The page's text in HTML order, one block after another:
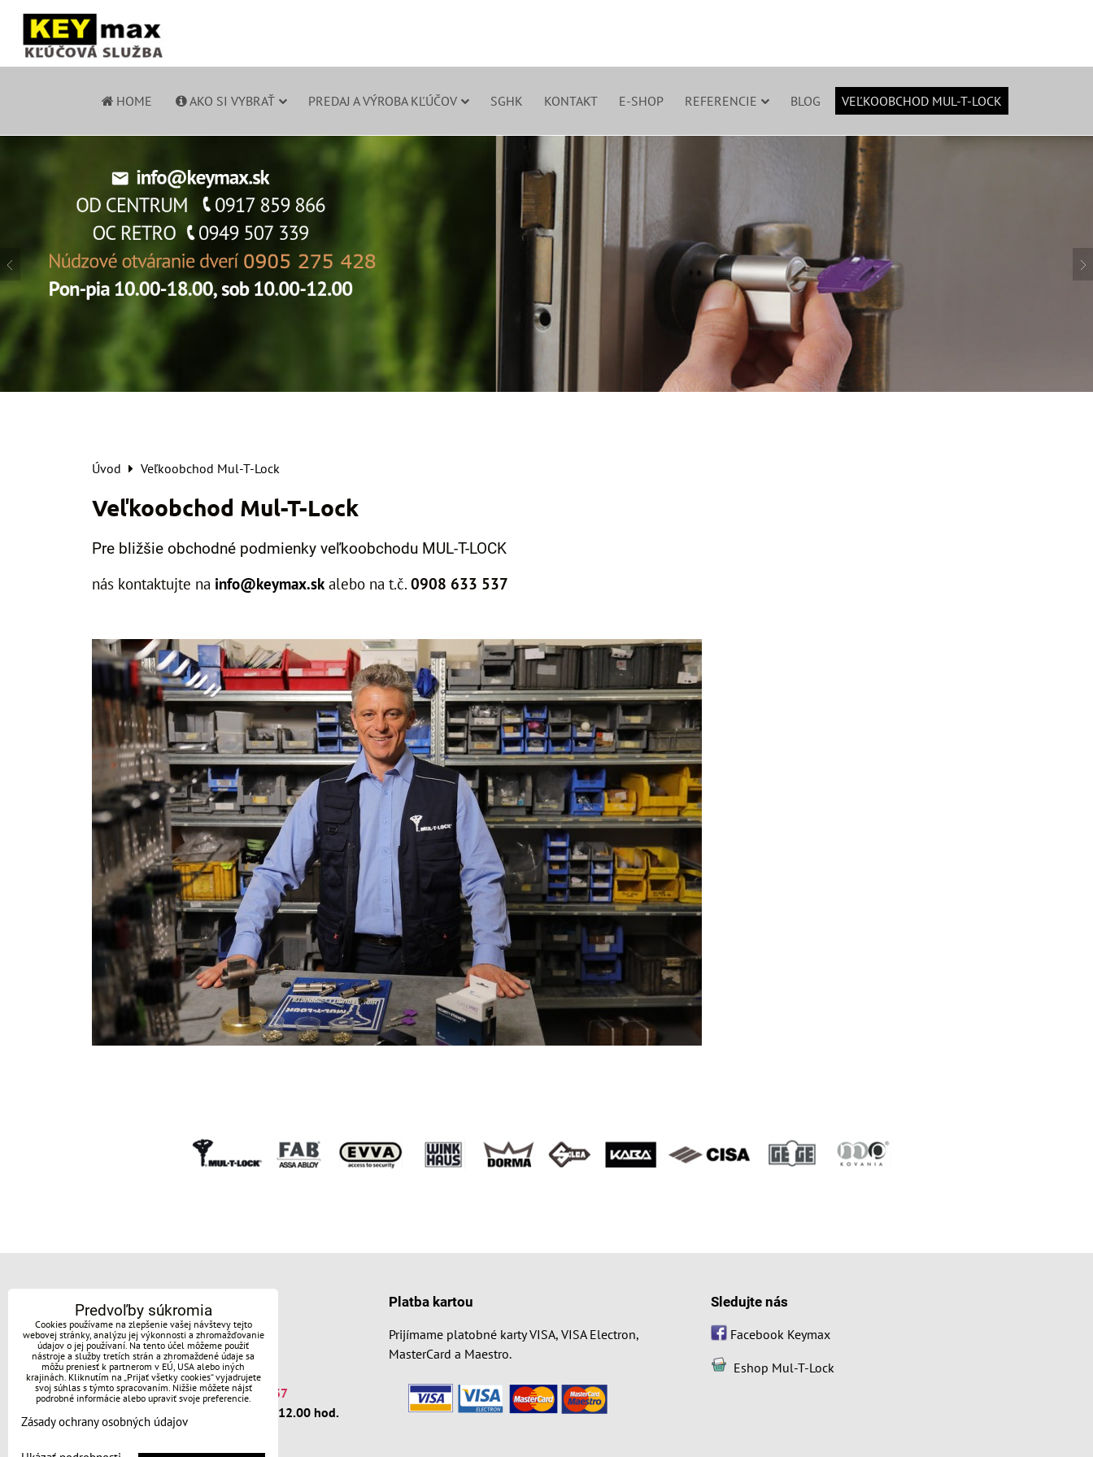
HOME AKO SI VYBRAŤ PREDAJ A VÝROBA KĽÚČOV SGHK KONTAKT E-SHOP REFERENCIE BLOG VEĽKOOBCHOD MUL-T-LOCK
Úvod Veľkoobchod Mul-T-Lock
Veľkoobchod Mul-T-Lock
Pre bližšie obchodné podmienky veľkoobchodu MUL-T-LOCK
nás kontaktujte na info@keymax.skalebo na t.č. 0908 633 537
Kontakt
info@keymax.sk
OC RETRO 0949 507 339
OD CENTRUM 0917 859 866
Núdzové otváranie dverí 0908 633 537
Pon-pia 10.00-18.00 hod., sob 10.00-12.00 hod.
Platba kartou
Prijímame platobné karty VISA, VISA Electron,
MasterCard a Maestro.
Sledujte nás
Facebook Keymax
Eshop Mul-T-Lock
Predvoľby súkromia
Cookies používame na zlepšenie vašej návštevy tejto
webovej stránky, analýzu jej výkonnosti a zhromažďovanie
údajov o jej používaní. Na tento účel môžeme použiť
nástroje a služby tretích strán a zhromaždené údaje sa
môžu preniesť k partnerom v EÚ, USA alebo iných
krajinách. Kliknutím na „Prijať všetky cookies“ vyjadrujete
svoj súhlas s týmto spracovaním. Nižšie môžete nájsť
podrobné informácie alebo upraviť svoje preferencie.
Zásady ochrany osobných údajov